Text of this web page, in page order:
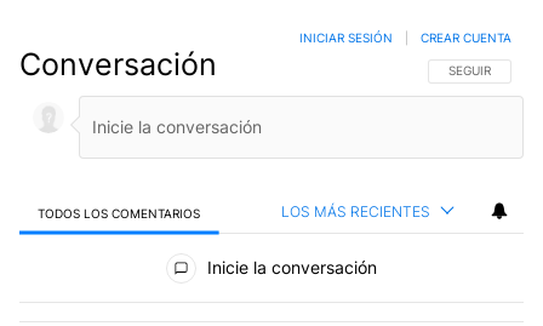
Conversación SIGA ESTA
SEGUIR
INICIAR SESIÓN CREAR CUENTA
TODOS LOS COMENTARIOS LOS MÁS RECIENTES
Todos los comentarios
Inicie la conversación